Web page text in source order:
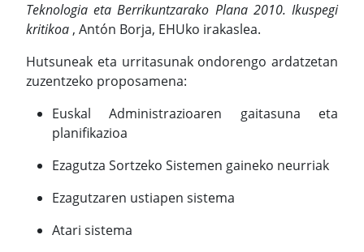
Teknologia eta Berrikuntzarako Plana 2010. Ikuspegi
kritikoa , Antón Borja, EHUko irakaslea.
Hutsuneak eta urritasunak ondorengo ardatzetan
zuzentzeko proposamena:
Euskal Administrazioaren gaitasuna eta
planifikazioa
Ezagutza Sortzeko Sistemen gaineko neurriak
Ezagutzaren ustiapen sistema
Atari sistema